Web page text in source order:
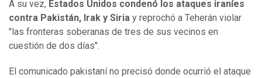
A su vez, Estados Unidos condenó los ataques iraníes
contra Pakistán, Irak y Siria y reprochó a Teherán violar
"las fronteras soberanas de tres de sus vecinos en
cuestión de dos días".
El comunicado pakistaní no precisó donde ocurrió el ataque